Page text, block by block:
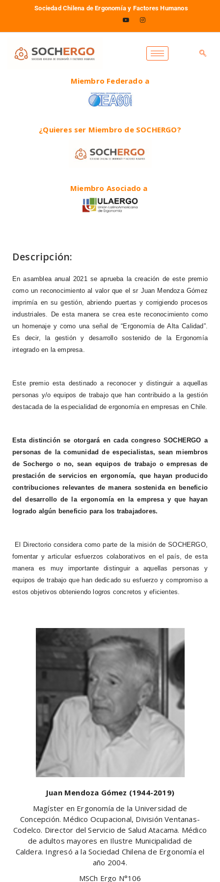
Sociedad Chilena de Ergonomía y Factores Humanos
Miembro Federado a
¿Quieres ser Miembro de SOCHERGO?
Miembro Asociado a
Descripción:
En asamblea anual 2021 se aprueba la creación de este premio
como un reconocimiento al valor que el sr Juan Mendoza Gómez
imprimía en su gestión, abriendo puertas y corrigiendo procesos
industriales. De esta manera se crea este reconocimiento como
un homenaje y como una señal de “Ergonomía de Alta Calidad”.
Es decir, la gestión y desarrollo sostenido de la Ergonomía
integrado en la empresa.
Este premio esta destinado a reconocer y distinguir a aquellas
personas y/o equipos de trabajo que han contribuido a la gestión
destacada de la especialidad de ergonomía en empresas en Chile.
Esta distinción se otorgará en cada congreso SOCHERGO a
personas de la comunidad de especialistas, sean miembros
de Sochergo o no, sean equipos de trabajo o empresas de
prestación de servicios en ergonomía, que hayan producido
contribuciones relevantes de manera sostenida en beneficio
del desarrollo de la ergonomía en la empresa y que hayan
logrado algún beneficio para los trabajadores.
El Directorio considera como parte de la misión de SOCHERGO,
fomentar y articular esfuerzos colaborativos en el país, de esta
manera es muy importante distinguir a aquellas personas y
equipos de trabajo que han dedicado su esfuerzo y compromiso a
estos objetivos obteniendo logros concretos y eficientes.
Juan Mendoza Gómez (1944-2019)
Magíster en Ergonomía de la Universidad de
Concepción. Médico Ocupacional, División Ventanas-
Codelco. Director del Servicio de Salud Atacama. Médico
de adultos mayores en Ilustre Municipalidad de
Caldera. Ingresó a la Sociedad Chilena de Ergonomía el
año 2004.
MSCh Ergo N°106